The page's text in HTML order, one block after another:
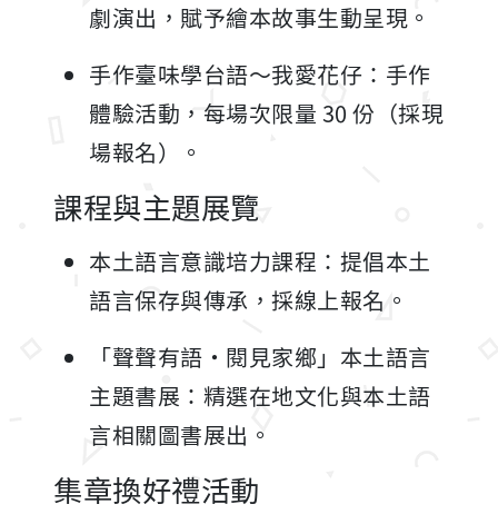
劇演出，賦予繪本故事生動呈現。
手作臺味學台語～我愛花仔：手作
體驗活動，每場次限量 30 份（採現
場報名）。
課程與主題展覽
本土語言意識培力課程：提倡本土
語言保存與傳承，採線上報名。
「聲聲有語・閱見家鄉」本土語言
主題書展：精選在地文化與本土語
言相關圖書展出。
集章換好禮活動